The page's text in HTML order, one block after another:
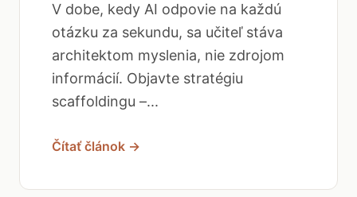
V dobe, kedy AI odpovie na každú
otázku za sekundu, sa učiteľ stáva
architektom myslenia, nie zdrojom
informácií. Objavte stratégiu
scaffoldingu –...
Čítať článok →